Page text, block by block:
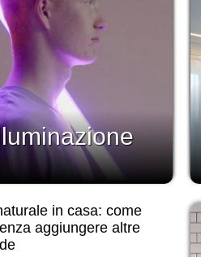
in casa: come
aggiungere altre